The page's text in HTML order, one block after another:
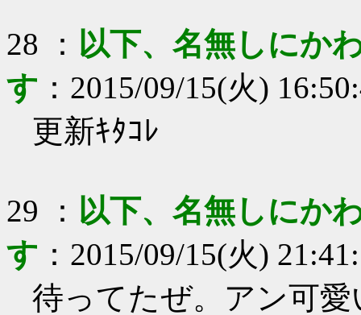
28 ： 以下、名無しにか
す ： 2015/09/15(火)
更新ｷﾀｺﾚ
29 ： 以下、名無しにか
す ： 2015/09/15(火)
待ってたぜ。アン可愛